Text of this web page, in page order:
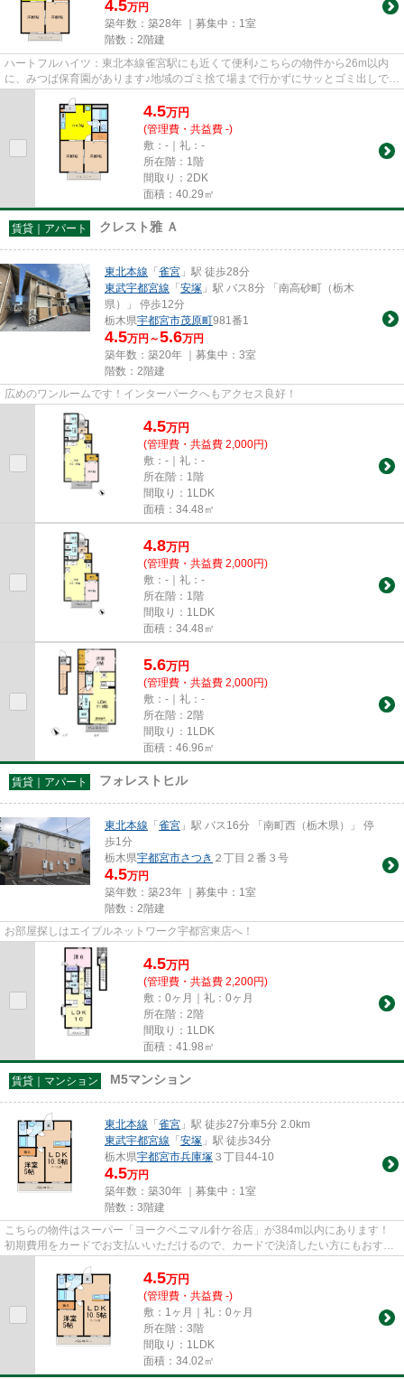
4.5万円
築年数：築28年 ｜募集中： 1室
階数：2階建
ハートフルハイツ：東北本線雀宮駅にも近くて便利♪こちらの物件から26m以内
に、みつば保育園があります♪地域のゴミ捨て場まで行かずにサッとゴミ出しでき
るように、共用部にゴミ捨て場...
4.5万円
(管理費・共益費 -)
敷：-｜礼：-
所在階：1階
間取り：2DK
面積：40.29㎡
賃貸｜アパート クレスト雅 Ａ
東北本線 「雀宮 」駅 徒歩28分
東武宇都宮線 「安塚 」駅 バス8分 「南高砂町（栃木
県）」 停歩12分
栃木県宇都宮市茂原町981番1
4.5万円～5.6万円
築年数：築20年 ｜募集中： 3室
階数：2階建
広めのワンルームです！インターパークへもアクセス良好！
4.5万円
(管理費・共益費 2,000円)
敷：-｜礼：-
所在階：1階
間取り：1LDK
面積：34.48㎡
4.8万円
(管理費・共益費 2,000円)
敷：-｜礼：-
所在階：1階
間取り：1LDK
面積：34.48㎡
5.6万円
(管理費・共益費 2,000円)
敷：-｜礼：-
所在階：2階
間取り：1LDK
面積：46.96㎡
賃貸｜アパート フォレストヒル
東北本線 「雀宮 」駅 バス16分 「南町西（栃木県）」 停
歩1分
栃木県宇都宮市さつき ２丁目２番３号
4.5万円
築年数：築23年 ｜募集中： 1室
階数：2階建
お部屋探しはエイブルネットワーク宇都宮東店へ！
4.5万円
(管理費・共益費 2,200円)
敷：0ヶ月｜礼：0ヶ月
所在階：2階
間取り：1LDK
面積：41.98㎡
賃貸｜マンション M5マンション
東北本線 「雀宮 」駅 徒歩27分車5分 2.0km
東武宇都宮線 「安塚 」駅 徒歩34分
栃木県宇都宮市兵庫塚 ３丁目44-10
4.5万円
築年数：築30年 ｜募集中： 1室
階数：3階建
こちらの物件はスーパー「ヨークベニマル針ケ谷店」が384m以内にあります！
初期費用をカードでお支払いいただけるので、カードで決済したい方にもおすす
めです！忙しい朝に遠くまでゴ...
4.5万円
(管理費・共益費 -)
敷：1ヶ月｜礼：0ヶ月
所在階：3階
間取り：1LDK
面積：34.02㎡